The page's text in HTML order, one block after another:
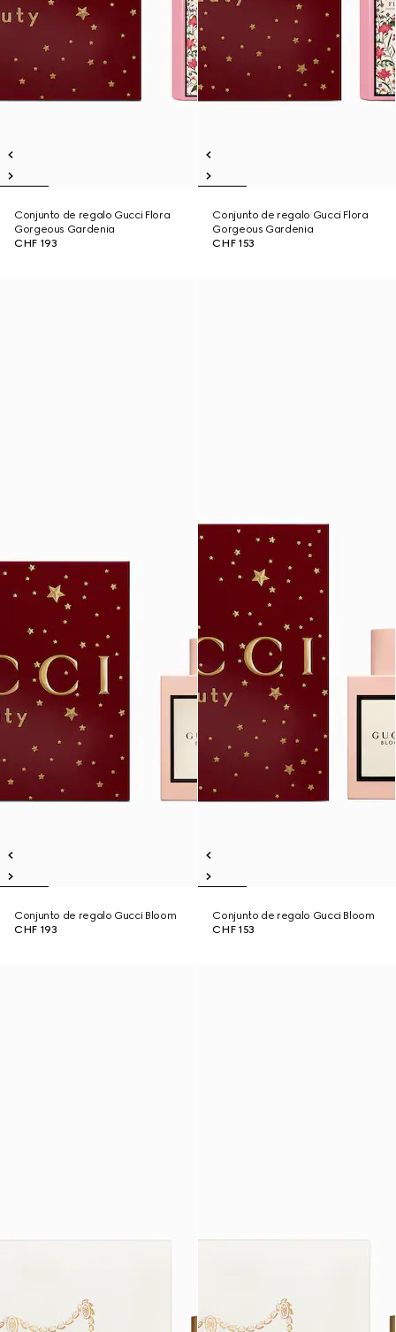
Conjunto de regalo Gucci Flora
Gorgeous Gardenia
CHF 193
Conjunto de regalo Gucci Flora
Gorgeous Gardenia
CHF 153
Conjunto de regalo Gucci Bloom
CHF 193
Conjunto de regalo Gucci Bloom
CHF 153